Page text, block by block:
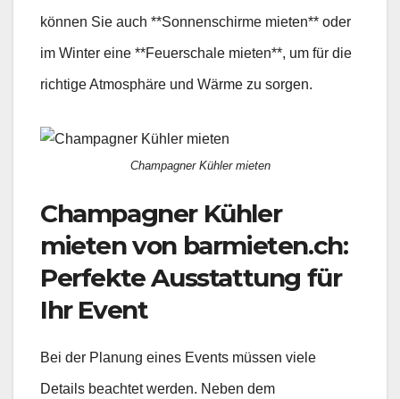
können Sie auch **Sonnenschirme mieten** oder
im Winter eine **Feuerschale mieten**, um für die
richtige Atmosphäre und Wärme zu sorgen.
Champagner Kühler mieten
Champagner Kühler
mieten von barmieten.ch:
Perfekte Ausstattung für
Ihr Event
Bei der Planung eines Events müssen viele
Details beachtet werden. Neben dem